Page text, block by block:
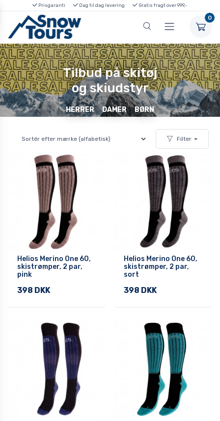
Prisgaranti Dag til dag levering Gratis fragt over 999,-
0
Tilbud på skitøj
og skiudstyr
HERRER DAMER BØRN
Filter
Helios Merino One 60,
skistrømper, 2 par,
pink
398 DKK
Helios Merino One 60,
skistrømper, 2 par,
sort
398 DKK